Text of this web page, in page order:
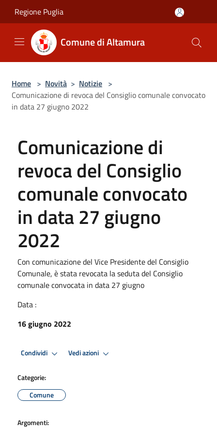
Regione Puglia
Comune di Altamura
Home > Novità > Notizie >
Comunicazione di revoca del Consiglio comunale convocato
in data 27 giugno 2022
Comunicazione di
revoca del Consiglio
comunale convocato
in data 27 giugno
2022
Con comunicazione del Vice Presidente del Consiglio
Comunale, è stata revocata la seduta del Consiglio
comunale convocata in data 27 giugno
Data :
16 giugno 2022
Condividi Vedi azioni
Categorie:
Comune
Argomenti: